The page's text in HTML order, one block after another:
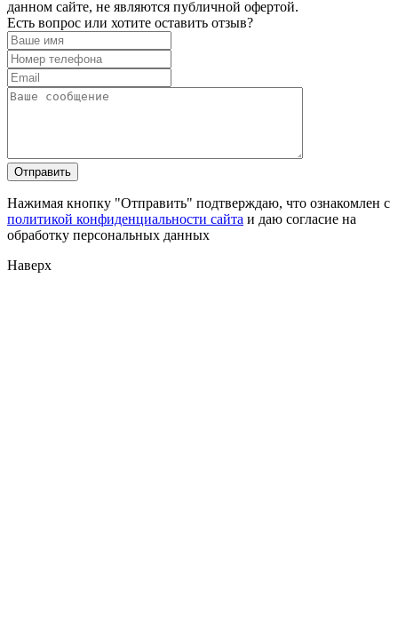
данном сайте, не являются публичной офертой.
Есть вопрос или хотите оставить отзыв?
Нажимая кнопку "Отправить" подтверждаю, что ознакомлен с
политикой конфиденциальности сайта и даю согласие на
обработку персональных данных
Наверх